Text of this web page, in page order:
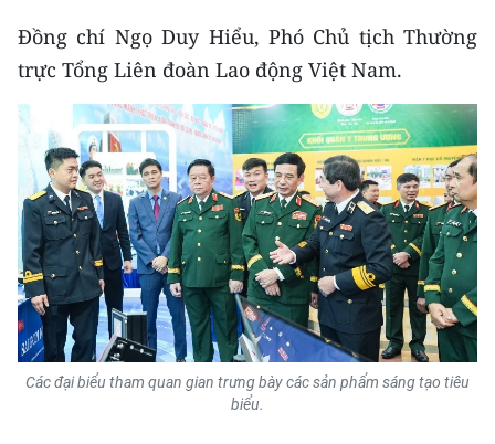
Media Khoa học - Công nghệ
Media Môi trường
Ảnh
Infographic
TIN MỚI
TIN ĐỊA PHƯƠNG
Trung du và miền núi phía Bắc
Đồng chí Ngọ Duy Hiểu, Phó Chủ tịch Thường
trực Tổng Liên đoàn Lao động Việt Nam.
Các đại biểu tham quan gian trưng bày các sản phẩm sáng tạo tiêu
biểu.